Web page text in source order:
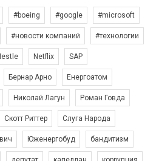
#boeing #google #microsoft
#новости компаний #технологии
Netflix SAP
Бернар Арно Енергоатом
Николай Лагун Роман Говда
Скотт Риттер Слуга Народа
Юженергобуд бандитизм